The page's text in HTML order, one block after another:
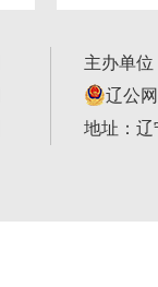
主办单
辽公
地址：辽